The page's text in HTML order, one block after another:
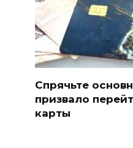
Спрячьте
призвало
карты